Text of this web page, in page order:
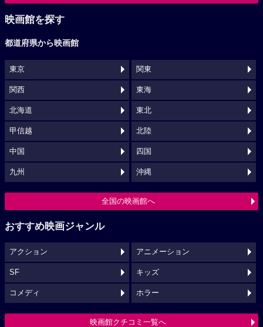
映画館を探す
都道府県から映画館
東京 関東
関西 東海
北海道 東北
甲信越 北陸
中国 四国
九州 沖縄
全国の映画館へ
おすすめ映画ジャンル
アクション アニメーション
SF キッズ
コメディ ホラー
映画館クチコミ一覧へ